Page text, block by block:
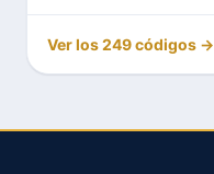
Ver los 249 códigos →